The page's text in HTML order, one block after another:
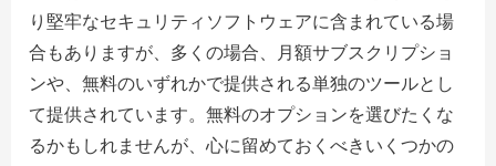
り堅牢なセキュリティソフトウェアに含まれている場
合もありますが、多くの場合、月額サブスクリプショ
ンや、無料のいずれかで提供される単独のツールとし
て提供されています。無料のオプションを選びたくな
るかもしれませんが、心に留めておくべきいくつかの